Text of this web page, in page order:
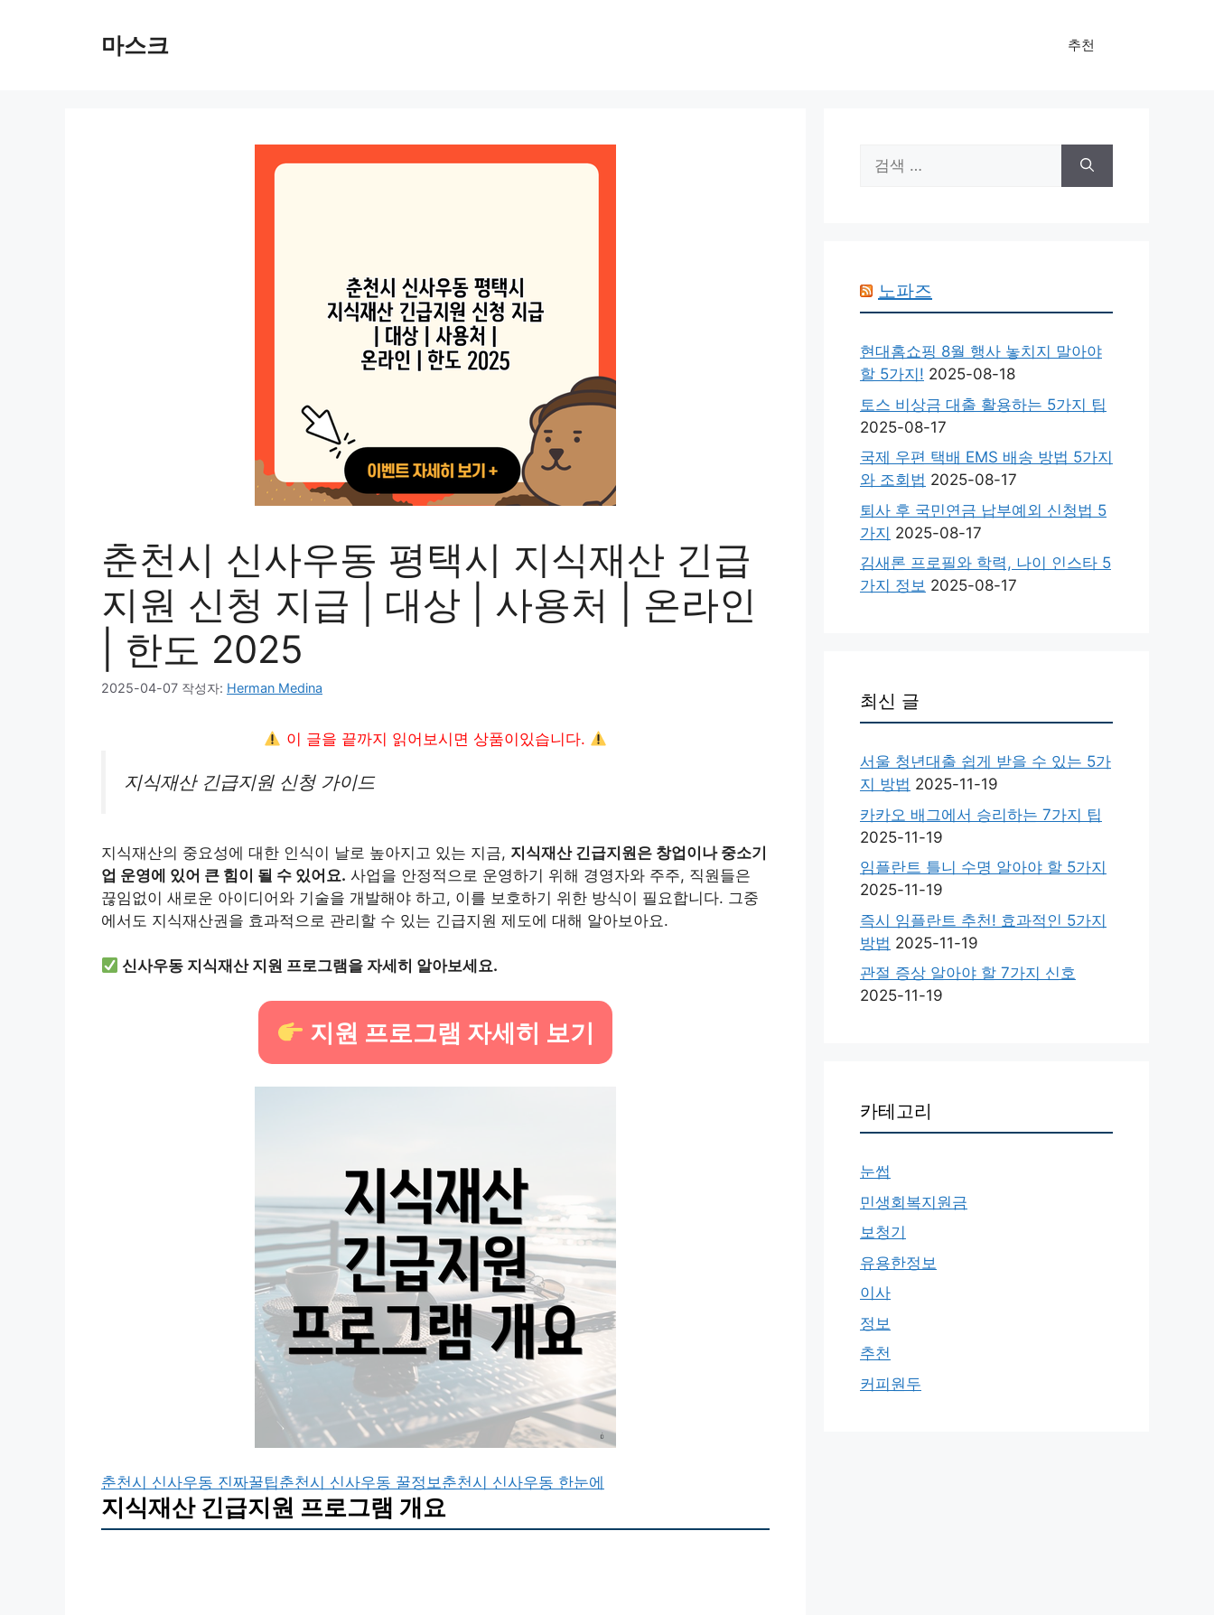
마스크 추천
춘천시 신사우동 평택시 지식재산 긴급
지원 신청 지급 | 대상 | 사용처 | 온라인
| 한도 2025
2025-04-07 작성자: Herman Medina
이 글을 끝까지 읽어보시면 상품이있습니다.
지식재산 긴급지원 신청 가이드
지식재산의 중요성에 대한 인식이 날로 높아지고 있는 지금, 지식재산 긴급지원은 창업이나 중소기
업 운영에 있어 큰 힘이 될 수 있어요. 사업을 안정적으로 운영하기 위해 경영자와 주주, 직원들은
끊임없이 새로운 아이디어와 기술을 개발해야 하고, 이를 보호하기 위한 방식이 필요합니다. 그중
에서도 지식재산권을 효과적으로 관리할 수 있는 긴급지원 제도에 대해 알아보아요.
신사우동 지식재산 지원 프로그램을 자세히 알아보세요.
지원 프로그램 자세히 보기
춘천시 신사우동 진짜꿀팁춘천시 신사우동 꿀정보 춘천시 신사우동 한눈에
지식재산 긴급지원 프로그램 개요
색:
노파즈
현대홈쇼핑 8월 행사 놓치지 말아야
할 5가지! 2025-08-18
토스 비상금 대출 활용하는 5가지 팁
2025-08-17
국제 우편 택배 EMS 배송 방법 5가지
와 조회법 2025-08-17
퇴사 후 국민연금 납부예외 신청법 5
가지 2025-08-17
김새론 프로필와 학력, 나이 인스타 5
가지 정보 2025-08-17
최신 글
서울 청년대출 쉽게 받을 수 있는 5가
지 방법 2025-11-19
카카오 배그에서 승리하는 7가지 팁
2025-11-19
임플란트 틀니 수명 알아야 할 5가지
2025-11-19
즉시 임플란트 추천! 효과적인 5가지
방법 2025-11-19
관절 증상 알아야 할 7가지 신호
2025-11-19
카테고리
눈썹
민생회복지원금
보청기
유용한정보
이사
정보
추천
커피원두